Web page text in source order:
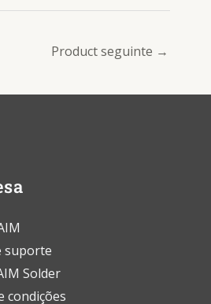
Product seguinte →
suporte
Solder
condições